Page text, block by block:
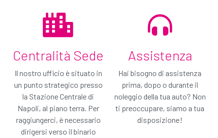
Passa a Gold!
Centralità Sede
Il nostro ufficio è situato in
un punto strategico presso
la Stazione Centrale di
Napoli, al piano terra. Per
raggiungerci, è necessario
dirigersi verso il binario
Assistenza
Hai bisogno di assistenza
prima, dopo o durante il
noleggio della tua auto? Non
ti preoccupare, siamo a tua
disposizione!